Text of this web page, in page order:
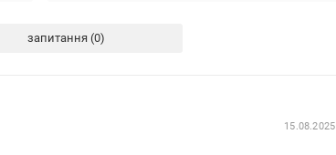
запитання
15.08.2025